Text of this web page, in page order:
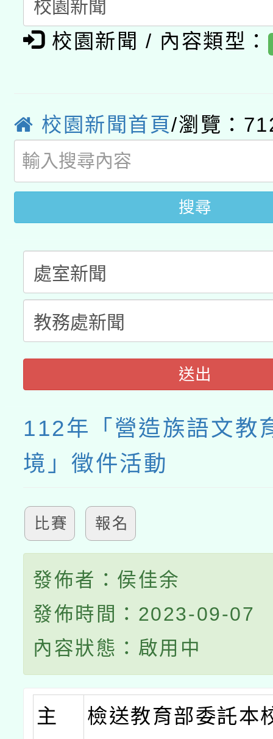
pilot」
有關大陸委員會函釋公
用水績優單位及節水達
動」
桃園市孔廟祈福系列
開 智慧啟航」
2026年桃園地景藝術
校園新聞 / 內容類型：
校園新聞首頁/瀏覽：
搜尋
送出
112年「營造族語文教
境」徵件活動
比賽 報名
發佈者：侯佳余
發佈時間：2023-09-07
內容狀態：啟用中
主 檢送教育部委託本